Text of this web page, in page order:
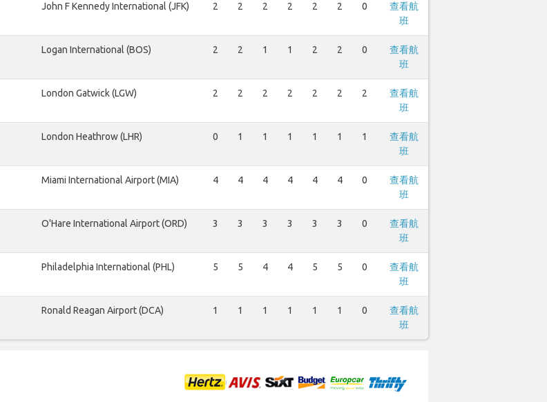
John F Kennedy International (JFK) 2 2 2 2 2 2 0
查看航
班
Logan International (BOS) 2 2 1 1 2 2 0
查看航
班
London Gatwick (LGW) 2 2 2 2 2 2 2
查看航
班
London Heathrow (LHR) 0 1 1 1 1 1 1
查看航
班
Miami International Airport (MIA) 4 4 4 4 4 4 0
查看航
班
O'Hare International Airport (ORD) 3 3 3 3 3 3 0
查看航
班
Philadelphia International (PHL) 5 5 4 4 5 5 0
查看航
班
Ronald Reagan Airport (DCA) 1 1 1 1 1 1 0
查看航
班